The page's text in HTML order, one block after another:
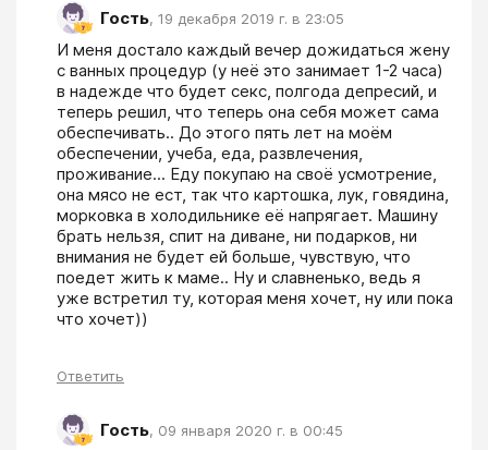
Гость, 19 декабря 2019 г. в 23:05
И меня достало каждый вечер дожидаться жену
с ванных процедур (у неё это занимает 1-2 часа)
в надежде что будет секс, полгода депресий, и
теперь решил, что теперь она себя может сама
обеспечивать.. До этого пять лет на моём
обеспечении, учеба, еда, развлечения,
проживание... Еду покупаю на своё усмотрение,
она мясо не ест, так что картошка, лук, говядина,
морковка в холодильнике её напрягает. Машину
брать нельзя, спит на диване, ни подарков, ни
внимания не будет ей больше, чувствую, что
поедет жить к маме.. Ну и славненько, ведь я
уже встретил ту, которая меня хочет, ну или пока
что хочет))
Ответить
Гость, 09 января 2020 г. в 00:45